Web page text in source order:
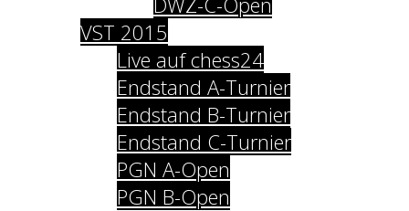
VST 2015
Live auf chess24
Endstand A-Turnier
Endstand B-Turnier
Endstand C-Turnier
PGN A-Open
PGN B-Open